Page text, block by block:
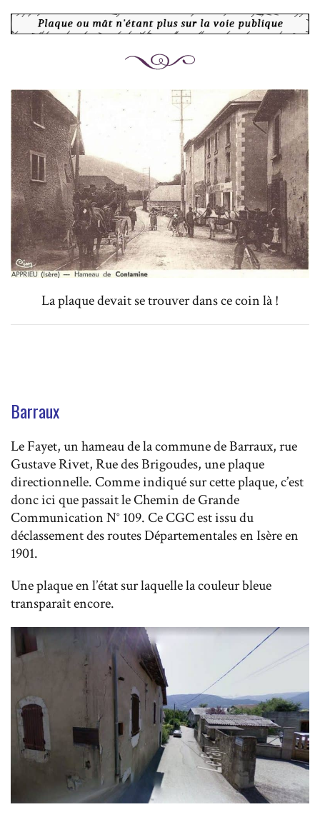
La plaque devait se trouver dans ce coin là !
Barraux
Le Fayet, un hameau de la commune de Barraux, rue
Gustave Rivet, Rue des Brigoudes, une plaque
directionnelle. Comme indiqué sur cette plaque, c’est
donc ici que passait le Chemin de Grande
Communication N° 109. Ce CGC est issu du
déclassement des routes Départementales en Isère en
1901.
Une plaque en l’état sur laquelle la couleur bleue
transparaît encore.